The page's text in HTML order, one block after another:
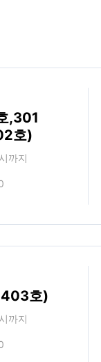
,301
호)
까지
호)
까지